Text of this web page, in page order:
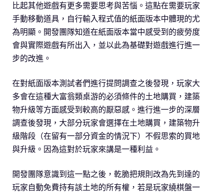
比起其他遊戲有更多需要思考與苦惱。這點在需要玩家
手動移動道具，自行輸入程式值的紙面版本中體現的尤
為明顯。開發團隊知道在紙面版本當中感受到的疲勞度
會與實際遊戲有所出入，並以此為基礎對遊戲進行進一
步的改進。
在對紙面版本測試者們進行提問調查之後發現，玩家大
多會在這種大富翁類桌游的必須條件的土地購買，建築
物升級等方面感受到較高的厭惡感。進行進一步的深層
調查後發現，大部分玩家會選擇在土地購買，建築物升
級階段（在留有一部分資金的情況下）不假思索的買地
與升級。因為這對於玩家來講是一種利益。
開發團隊意識到這一點之後，乾脆把規則改為先到達的
玩家自動免費持有該土地的所有權，若是玩家繞棋盤一